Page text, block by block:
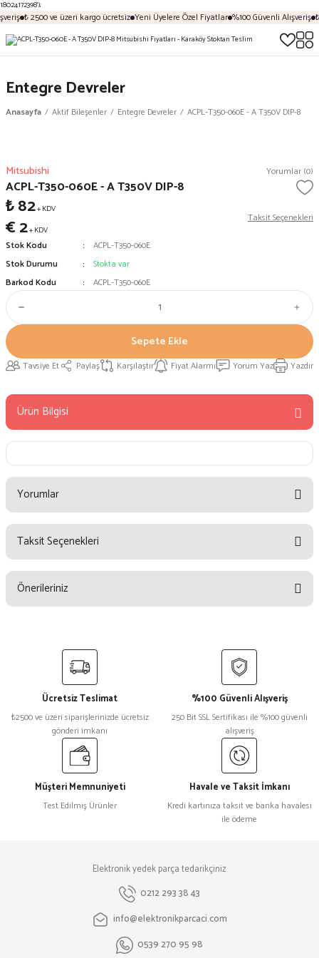
18024172398');
₺ 2500 ve üzeri kargo ücretsiz Yeni Üyelere Özel Fiyatlar %100 Güvenli Alışveriş
Entegre Devreler
Anasayfa Aktif Bileşenler Entegre Devreler ACPL-T350-060E - A T350V DIP-8
Mitsubishi Yorumlar (0)
ACPL-T350-060E - A T350V DIP-8
₺ 82+ KDV
€ 2+ KDV
Taksit Seçenekleri
Stok Kodu
ACPL-T350-060E
Stok Durumu
Stokta var
Barkod Kodu
ACPL-T350-060E
Sepete Ekle
Tavsiye Et Paylaş Karşılaştır Fiyat Alarmı Yorum Yaz Yazdır
Ürün Bilgisi
Yorumlar
Yorum Yaz
Taksit Seçenekleri
Önerileriniz
yetersiz gördüğünüz noktaları öneri formunu kullanarak tarafımıza
Görüş ve önerileriniz için teşekkür ederiz.
Ürün resmi kalitesiz, bozuk veya görüntülenemiyor.
Ürün açıklamasında eksik bilgiler bulunuyor.
Ürün bilgilerinde hatalar bulunuyor.
Ürün fiyatı diğer sitelerden daha pahalı.
Bu ürüne benzer farklı alternatifler olmalı.
Gönder
Ücretsiz Teslimat
₺2500 ve üzeri siparişlerinizde ücretsiz
gönderi imkanı
%100 Güvenli Alışveriş
250 Bit SSL Sertifikası ile %100 güvenli
alışveriş
Müşteri Memnuniyeti
Test Edilmiş Ürünler
Havale ve Taksit İmkanı
Kredi kartınıza taksit ve banka havalesi
ile ödeme
Elektronik yedek parça tedarikçiniz
0212 293 38 43
info@elektronikparcaci.com
0539 270 95 98